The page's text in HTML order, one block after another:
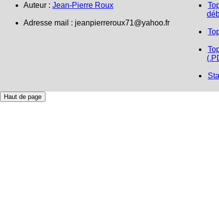
Auteur : Jean-Pierre Roux
Adresse mail : jeanpierreroux71@yahoo.fr
Haut de page